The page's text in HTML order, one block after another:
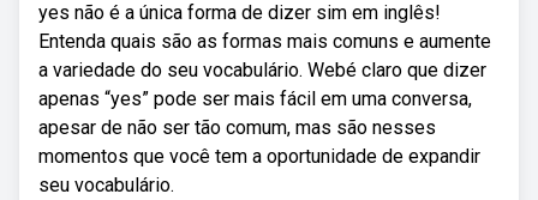
yes não é a única forma de dizer sim em inglês!
Entenda quais são as formas mais comuns e aumente
a variedade do seu vocabulário. Webé claro que dizer
apenas “yes” pode ser mais fácil em uma conversa,
apesar de não ser tão comum, mas são nesses
momentos que você tem a oportunidade de expandir
seu vocabulário.